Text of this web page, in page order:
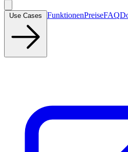
FunktionenPreiseFAQ